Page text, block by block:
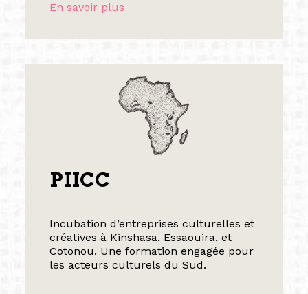
En savoir plus
PIICC
Incubation d’entreprises culturelles et
créatives à Kinshasa, Essaouira, et
Cotonou. Une formation engagée pour
les acteurs culturels du Sud.